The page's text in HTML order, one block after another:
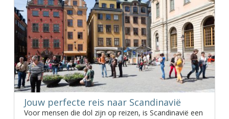
Jouw perfecte reis naar Scandinavië
Voor mensen die dol zijn op reizen, is Scandinavië een